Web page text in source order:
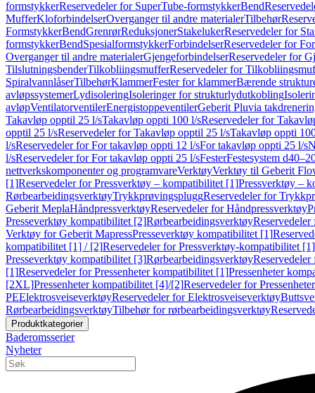
formstykkerReservedeler for SuperTube-formstykkerBend
MufferKloforbindelserOverganger til andre materialerTilbehør
FormstykkerBendGrenrørReduksjonerStakelukerReservedeler for
formstykkerBendSpesialformstykkerForbindelserReservedeler for
Overganger til andre materialerGjengeforbindelserReservedeler for
TilslutningsbenderTilkobliingsmufferReservedeler for
SpiralvannlåserTilbehørKlammerFester for klammerBærende
avløpssystemerLydisoleringIsoleringer for strukturlydutkobling
avløpVentilatorventilerEnergistoppeventilerGeberit Pluvia
Takavløp opptil 25 l/sTakavløp oppti 100 l/sReservedeler for
opptil 25 l/sReservedeler for Takavløp opptil 25 l/sTakavløp oppti
l/sReservedeler for For takavløp oppti 12 l/sFor takavløp oppti 25 l/s
l/sReservedeler for For takavløp oppti 25 l/sFesterFestesystem
nettverkskomponenter og programvareVerktøyVerktøy til Geberit
[1]Reservedeler for Pressverktøy – kompatibilitet [1]Pressverktøy –
RørbearbeidingsverktøyTrykkprøvingspluggReservedeler for
Geberit MeplaHåndpressverktøyReservedeler for Håndpressverktøy
Presseverktøy kompatibilitet [2]Rørbearbeidingsverktøy
Verktøy for Geberit MapressPresseverktøy kompatibilitet [1]
kompatibilitet [1] / [2]Reservedeler for Pressverktøy-kompatibilitet
Presseverktøy kompatibilitet [3]Rørbearbeidingsverktøy
[1]Reservedeler for Pressenheter kompatibilitet [1]Pressenheter
[2XL]Pressenheter kompatibilitet [4]/[2]Reservedeler for
PEElektrosveiseverktøyReservedeler for Elektrosveiseverktøy
RørbearbeidingsverktøyTilbehør for rørbearbeidingsverktøy
Produktkategorier
Baderomsserier
Nyheter